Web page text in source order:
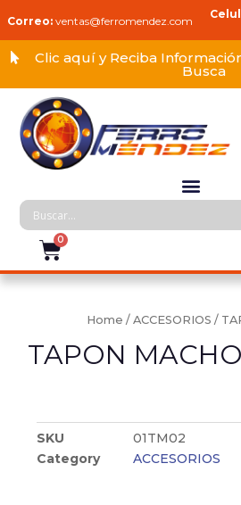
Correo: ventas@ferromendez.com
Clic aquí y Reciba
Busca
Home / ACCESORIOS /
TAPON MACHO
SKU
01TM02
Category
ACCESORIOS